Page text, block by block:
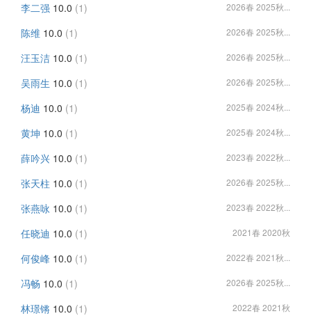
李二强 10.0 (1) 2026春 2025秋...
陈维 10.0 (1) 2026春 2025秋...
汪玉洁 10.0 (1) 2026春 2025秋...
吴雨生 10.0 (1) 2026春 2025秋...
杨迪 10.0 (1) 2025春 2024秋...
黄坤 10.0 (1) 2025春 2024秋...
薛吟兴 10.0 (1) 2023春 2022秋...
张天柱 10.0 (1) 2026春 2025秋...
张燕咏 10.0 (1) 2023春 2022秋...
任晓迪 10.0 (1) 2021春 2020秋
何俊峰 10.0 (1) 2022春 2021秋...
冯畅 10.0 (1) 2026春 2025秋...
林璟锵 10.0 (1) 2022春 2021秋